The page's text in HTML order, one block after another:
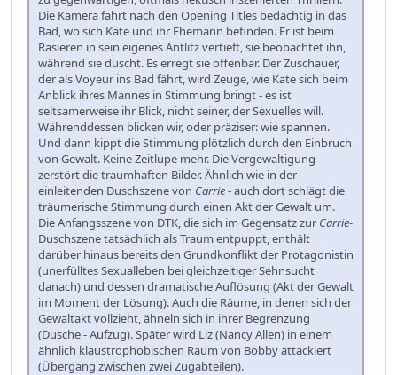
Die Kamera fährt nach den Opening Titles bedächtig in das
Bad, wo sich Kate und ihr Ehemann befinden. Er ist beim
Rasieren in sein eigenes Antlitz vertieft, sie beobachtet ihn,
während sie duscht. Es erregt sie offenbar. Der Zuschauer,
der als Voyeur ins Bad fährt, wird Zeuge, wie Kate sich beim
Anblick ihres Mannes in Stimmung bringt - es ist
seltsamerweise ihr Blick, nicht seiner, der Sexuelles will.
Währenddessen blicken wir, oder präziser: wie spannen.
Und dann kippt die Stimmung plötzlich durch den Einbruch
von Gewalt. Keine Zeitlupe mehr. Die Vergewaltigung
zerstört die traumhaften Bilder. Ähnlich wie in der
einleitenden Duschszene von Carrie- auch dort schlägt die
träumerische Stimmung durch einen Akt der Gewalt um.
Die Anfangsszene von DTK, die sich im Gegensatz zur Carrie-
Duschszene tatsächlich als Traum entpuppt, enthält
darüber hinaus bereits den Grundkonflikt der Protagonistin
(unerfülltes Sexualleben bei gleichzeitiger Sehnsucht
danach) und dessen dramatische Auflösung (Akt der Gewalt
im Moment der Lösung). Auch die Räume, in denen sich der
Gewaltakt vollzieht, ähneln sich in ihrer Begrenzung
(Dusche - Aufzug). Später wird Liz (Nancy Allen) in einem
ähnlich klaustrophobischen Raum von Bobby attackiert
(Übergang zwischen zwei Zugabteilen).